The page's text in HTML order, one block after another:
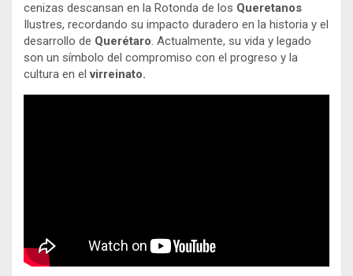
cenizas descansan en la Rotonda de los Queretanos
Ilustres, recordando su impacto duradero en la historia y el
desarrollo de Querétaro. Actualmente, su vida y legado
son un símbolo del compromiso con el progreso y la
cultura en elvirreinato.